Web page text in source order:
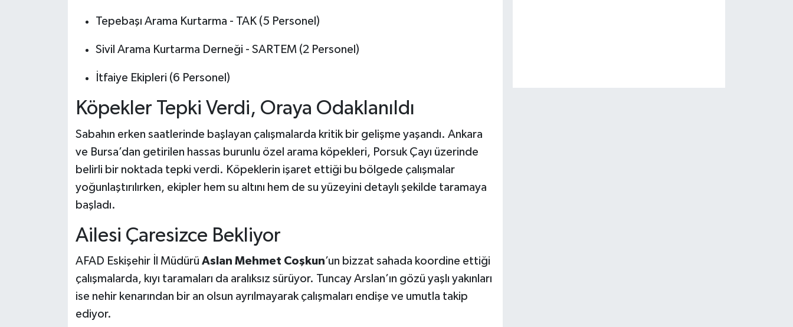
Tepebaşı Arama Kurtarma - TAK (5 Personel)
Sivil Arama Kurtarma Derneği - SARTEM (2 Personel)
İtfaiye Ekipleri (6 Personel)
Köpekler Tepki Verdi, Oraya Odaklanıldı
Sabahın erken saatlerinde başlayan çalışmalarda kritik bir gelişme yaşandı. Ankara
ve Bursa’dan getirilen hassas burunlu özel arama köpekleri, Porsuk Çayı üzerinde
belirli bir noktada tepki verdi. Köpeklerin işaret ettiği bu bölgede çalışmalar
yoğunlaştırılırken, ekipler hem su altını hem de su yüzeyini detaylı şekilde taramaya
başladı.
Ailesi Çaresizce Bekliyor
AFAD Eskişehir İl Müdürü Aslan Mehmet Coşkun’un bizzat sahada koordine ettiği
çalışmalarda, kıyı taramaları da aralıksız sürüyor. Tuncay Arslan’ın gözü yaşlı yakınları
ise nehir kenarından bir an olsun ayrılmayarak çalışmaları endişe ve umutla takip
ediyor.